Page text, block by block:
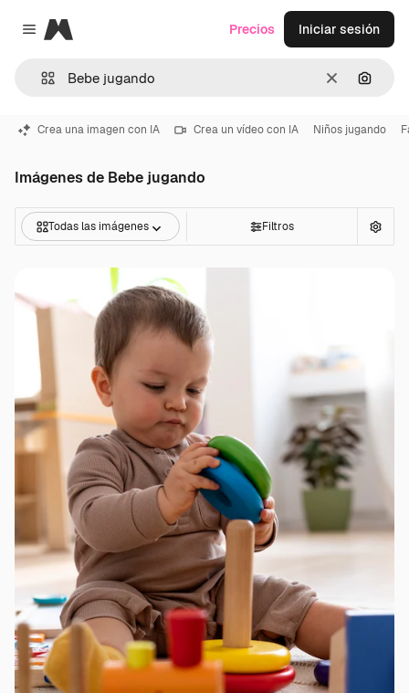
Close menu
Magnific
Borrar
Precios Iniciar sesión
Crea una imagen con IA Crea un vídeo con IA Niños jugando
Imágenes de Bebe jugando
Todas las imágenes Filtros